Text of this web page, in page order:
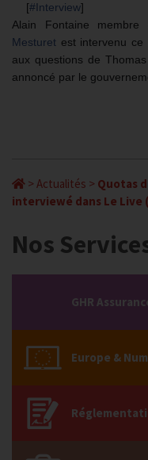
[#Interview]
Alain Fontaine membre
Mesturet est intervenu
aux questions de
annoncé par le
> Actualités > Quotas
interviewé dans Le Live
Nos
GHR
Europe &